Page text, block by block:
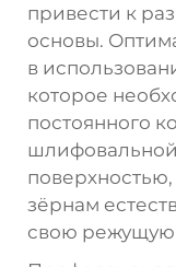
привести к
основы.
в
которое
постоянного
зёрнам
свою